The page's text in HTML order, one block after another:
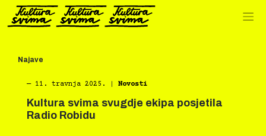
Preskoči
sadržaj
Najave
― 11. travnja 2025. Novosti
Kultura svima svugdje ekipa posjetila
Radio Robidu